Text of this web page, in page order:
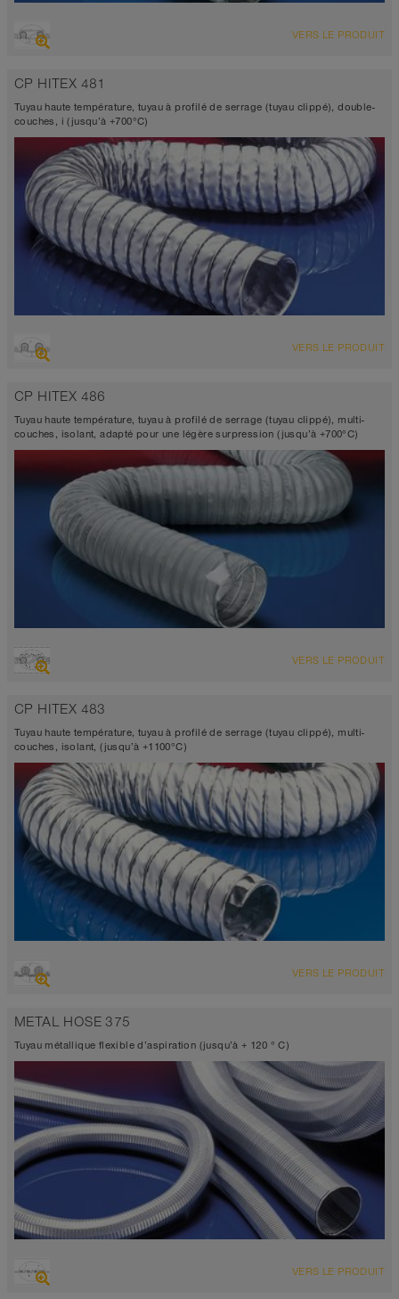
Tuyau d’aspiration
-60°C à 500°C (550°C)
VERS LE PRODUIT
CP HITEX 481
Tuyau haute température, tuyau à profilé de serrage (tuyau clippé), double-
couches, i (jusqu’à +700°C)
Tuyau d’aspiration
VERS LE PRODUIT
CP HITEX 486
Tuyau haute température, tuyau à profilé de serrage (tuyau clippé), multi-
couches, isolant, adapté pour une légère surpression (jusqu’à +700°C)
VUE D'ENSEMBLE
Tuyau d’aspiration + tuyau de refoulement
VERS LE PRODUIT
CP HITEX 483
Tuyau haute température, tuyau à profilé de serrage (tuyau clippé), multi-
couches, isolant, (jusqu’à +1100°C)
VUE D'ENSEMBLE
Tuyau d’aspiration + tuyau de refoulement
VERS LE PRODUIT
METAL HOSE 375
Tuyau métallique flexible d’aspiration (jusqu’à + 120 ° C)
Jusqu’à 120°C
VERS LE PRODUIT